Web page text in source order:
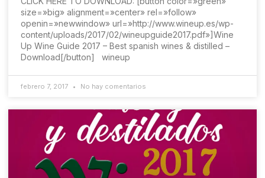
size=»big» alignment=»center» rel=»follow»
openin=»newwindow» url=»http://www.wineup.es/wp-
content/uploads/2017/02/wineupguide2017.pdf»]Wine
Up Wine Guide 2017 – Best spanish wines & distilled –
Download[/button] wineup
febrero 7, 2017 No hay comentarios